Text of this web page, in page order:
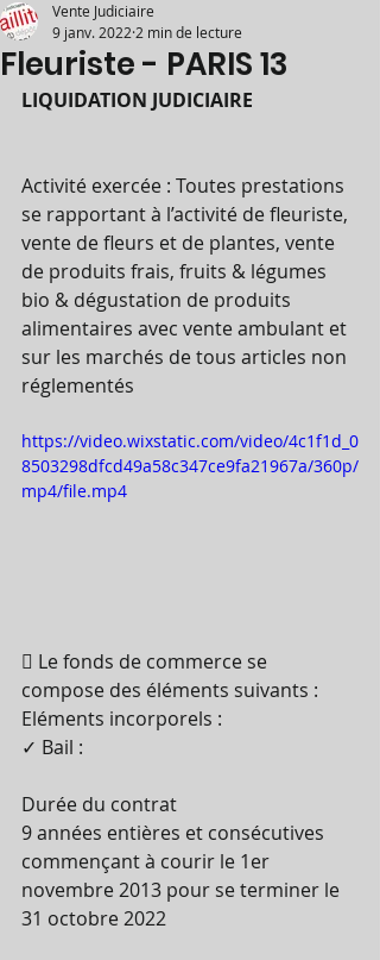
Fleuriste - PARIS 13
Vente Judiciaire
9 janv. 2022 2 min de lecture
LIQUIDATION JUDICIAIRE
Activité exercée : Toutes prestations
se rapportant à l’activité de fleuriste,
vente de fleurs et de plantes, vente
de produits frais, fruits & légumes
bio & dégustation de produits
alimentaires avec vente ambulant et
sur les marchés de tous articles non
réglementés
https://video.wixstatic.com/video/4c1f1d_0
8503298dfcd49a58c347ce9fa21967a/360p/
mp4/file.mp4
 Le fonds de commerce se
compose des éléments suivants :
Eléments incorporels :
✓ Bail :
Durée du contrat
9 années entières et consécutives
commençant à courir le 1er
novembre 2013 pour se terminer le
31 octobre 2022